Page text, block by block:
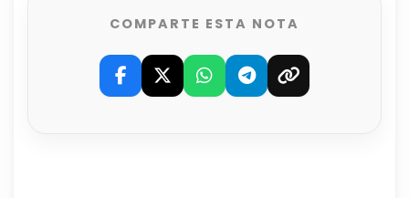
COMPARTE ESTA NOTA